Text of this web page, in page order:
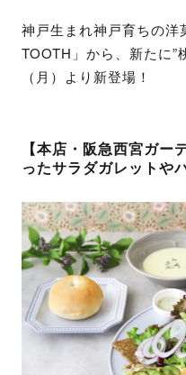
神戸生まれ神戸育ちの
TOOTH」から、新たに”
（月）より新登場！
【本店・阪急西宮ガー
ったサラダガレットや